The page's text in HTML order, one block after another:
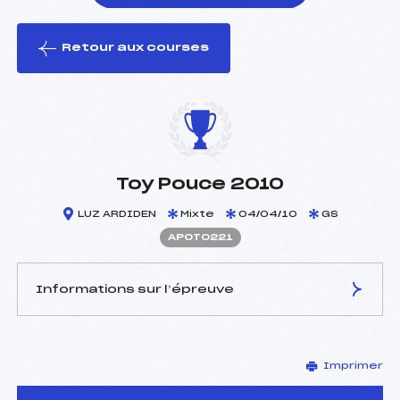
le ski
Retour aux courses
Toy Pouce 2010
LUZ ARDIDEN Mixte 04/04/10 GS
APOT0221
Informations sur l’épreuve
VEDERE JEAN JACQUES
(PO)
Imprimer